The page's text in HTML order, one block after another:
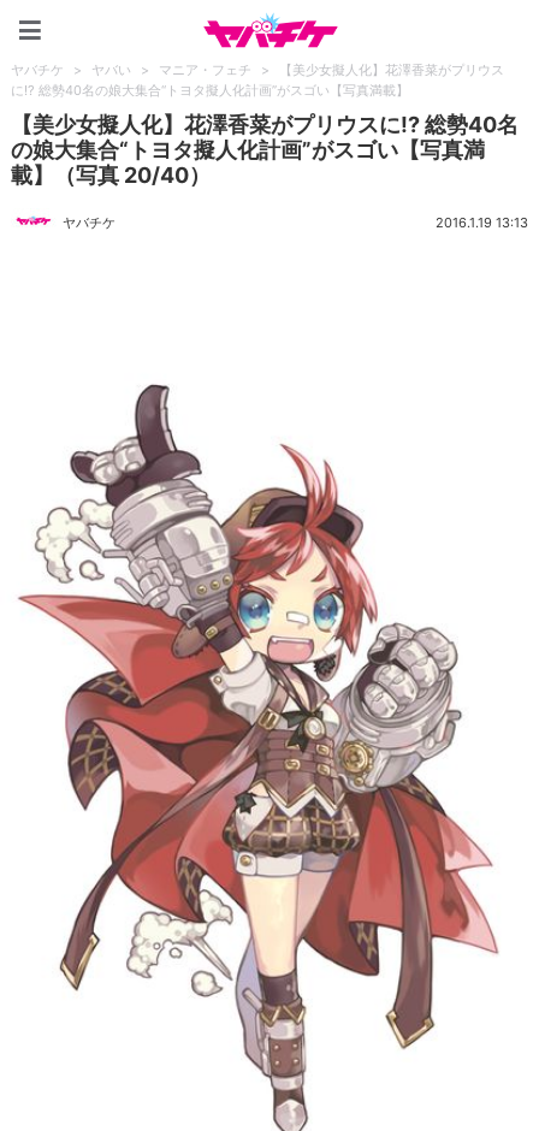
ヤバチケ > ヤバい > マニア・フェチ >
【美少女擬人化】花澤香菜がプリウス
に!? 総勢40名の娘大集合“トヨタ擬人化計画”がスゴい【写真満載】
【美少女擬人化】花澤香菜がプリウスに!? 総勢40名
の娘大集合“トヨタ擬人化計画”がスゴい【写真満
載】（写真 20/40）
ヤバチケ 2016.1.19 13:13